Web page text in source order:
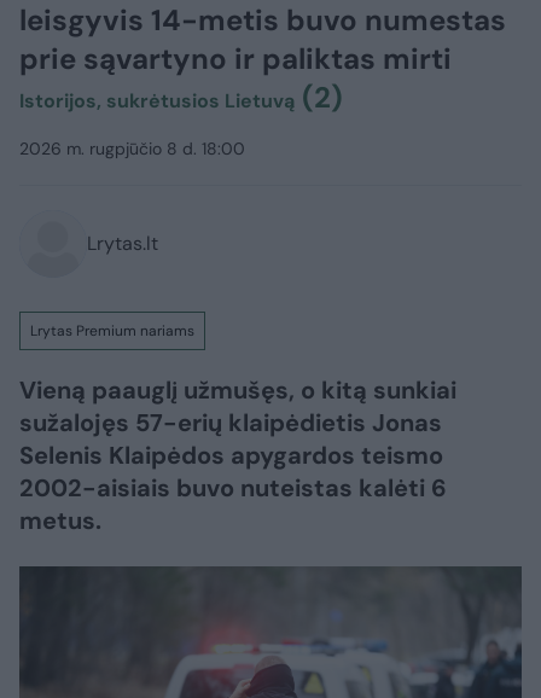
leisgyvis 14-metis buvo numestas
prie sąvartyno ir paliktas mirti
Istorijos, sukrėtusios Lietuvą (2)
2026 m. rugpjūčio 8 d. 18:00
Lrytas.lt
Lrytas Premium nariams
Vieną paauglį užmušęs, o kitą sunkiai
sužalojęs 57-erių klaipėdietis Jonas
Selenis Klaipėdos apygardos teismo
2002-aisiais buvo nuteistas kalėti 6
metus.